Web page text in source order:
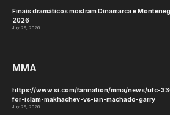
Finais dramáticos mostram Dinamarca e
2026
July 29, 2026
MMA
https://www.si.com/fannation/mma/news/ufc-
for-islam-makhachev-vs-ian-machado-garry
July 29, 2026